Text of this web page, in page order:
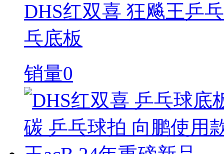
DHS红双喜 狂飚王乒
乓底板
销量0